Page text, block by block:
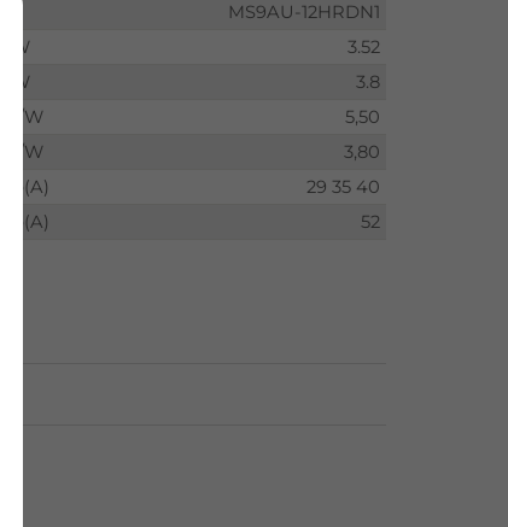
MS9AU-12HRDN1
kW
3.52
kW
3.8
W/W
5,50
W/W
3,80
db(A)
29 35 40
db(A) 52